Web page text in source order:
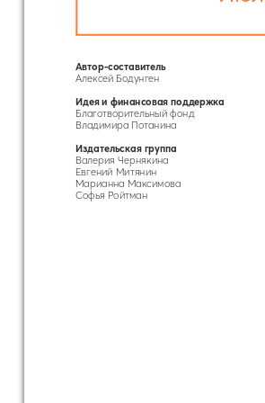
Автор-составитель
Алексей Бодунген
Идея и финансовая поддержка
Благотворительный фонд
Владимира Потанина
Издательская группа
Валерия Чернякина
Евгений Митянин
Марианна Максимова
Софья Ройтман